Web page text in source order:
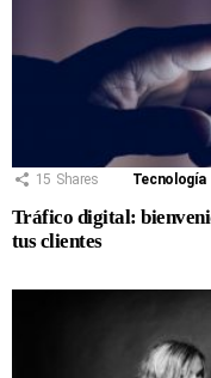
15 Shares Tecnología
Tráfico digital:
tus clientes